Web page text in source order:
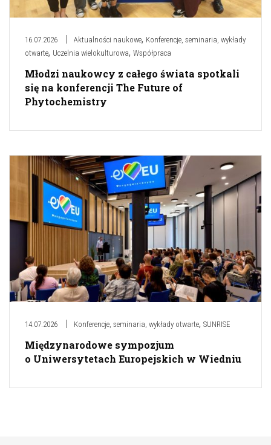
16.07.2026 Aktualności naukowe, Konferencje, seminaria, wykłady
otwarte, Uczelnia wielokulturowa, Współpraca
Młodzi naukowcy z całego świata spotkali
się na konferencji The Future of
Phytochemistry
14.07.2026 Konferencje, seminaria, wykłady otwarte, SUNRISE
Międzynarodowe sympozjum
o Uniwersytetach Europejskich w Wiedniu